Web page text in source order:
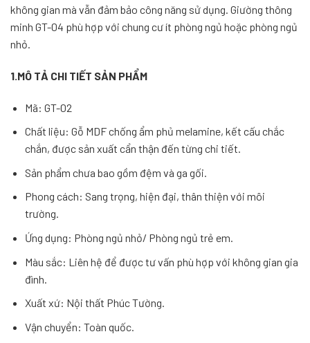
không gian mà vẫn đảm bảo công năng sử dụng. Giường thông
minh GT-04 phù hợp với chung cư ít phòng ngủ hoặc phòng ngủ
nhỏ.
1.MÔ TẢ CHI TIẾT SẢN PHẨM
Mã: GT-02
Chất liệu: Gỗ MDF chống ẩm phủ melamine, kết cấu chắc
chắn, được sản xuất cẩn thận đến từng chi tiết.
Sản phẩm chưa bao gồm đệm và ga gối.
Phong cách: Sang trọng, hiện đại, thân thiện với môi
trường.
Ứng dụng: Phòng ngủ nhỏ/ Phòng ngủ trẻ em.
Màu sắc: Liên hệ để được tư vấn phù hợp với không gian gia
đình.
Xuất xứ: Nội thất Phúc Tường.
Vận chuyển: Toàn quốc.